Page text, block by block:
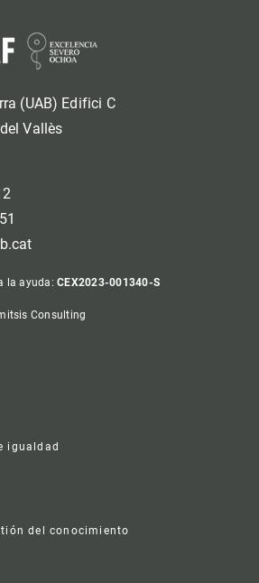
(UAB) Edifici C
Vallès
la ayuda:CEX2023-001340-S
Consulting
igualdad
del conocimiento